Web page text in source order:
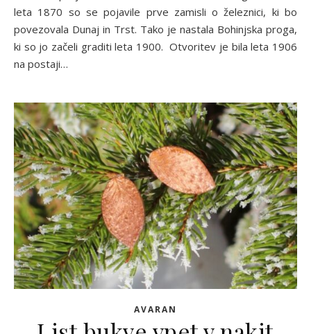
leta 1870 so se pojavile prve zamisli o železnici, ki bo
povezovala Dunaj in Trst. Tako je nastala Bohinjska proga,
ki so jo začeli graditi leta 1900. Otvoritev je bila leta 1906
na postaji…
AVARAN